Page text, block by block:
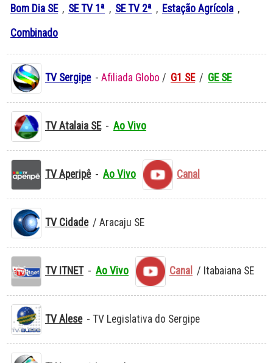
Bom Dia SE , SE TV 1ª , SE TV 2ª , Estação Agrícola ,
Combinado
TV Sergipe - Afiliada Globo / G1 SE / GE SE
TV Atalaia SE - Ao Vivo
TV Aperipê - Ao Vivo Canal
TV Cidade / Aracaju SE
TV ITNET - Ao Vivo Canal / Itabaiana SE
TV Alese - TV Legislativa do Sergipe